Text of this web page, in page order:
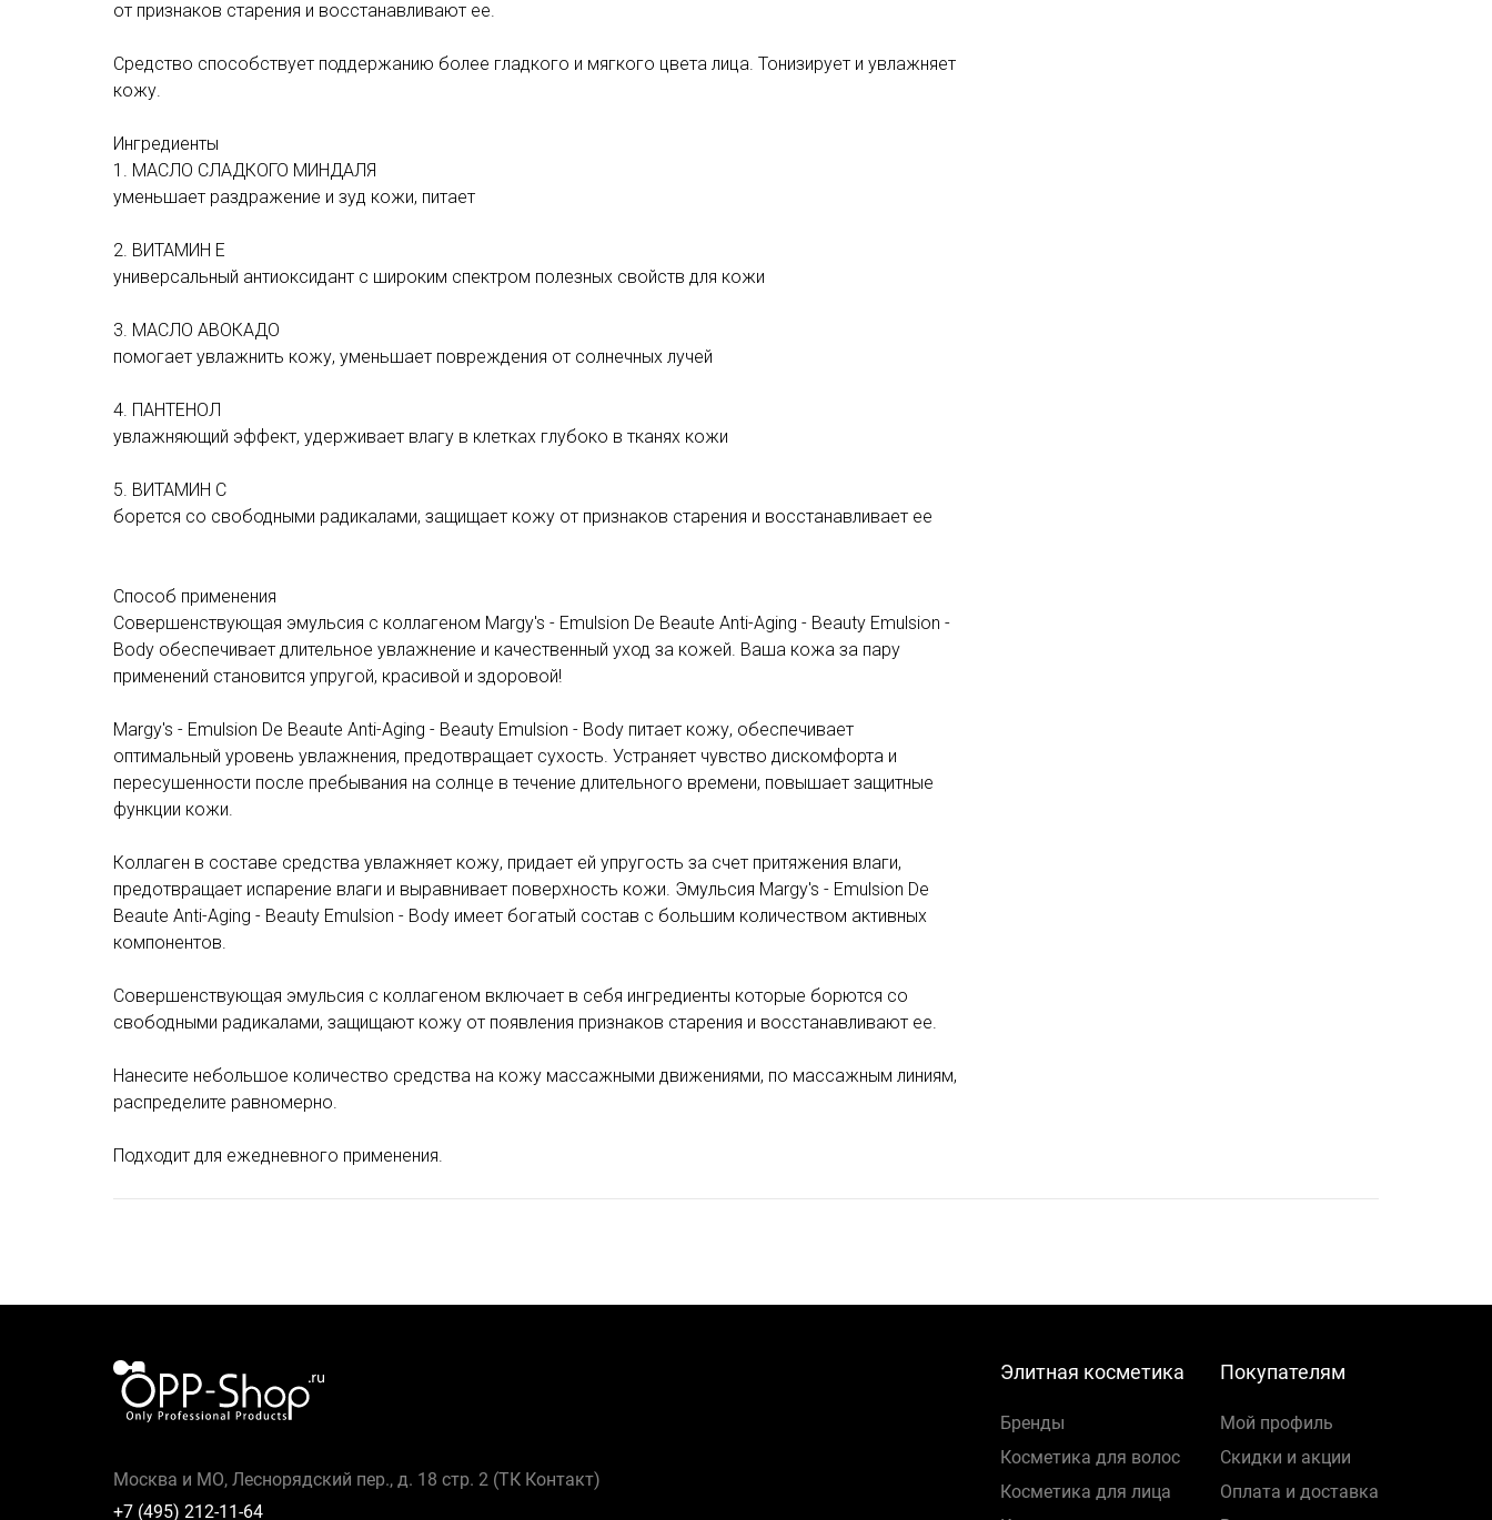
от признаков старения и восстанавливают ее.
Средство способствует поддержанию более гладкого и мягкого цвета лица. Тонизирует и увлажняет
кожу.
Ингредиенты
1. МАСЛО СЛАДКОГО МИНДАЛЯ
уменьшает раздражение и зуд кожи, питает
2. ВИТАМИН Е
универсальный антиоксидант с широким спектром полезных свойств для кожи
3. МАСЛО АВОКАДО
помогает увлажнить кожу, уменьшает повреждения от солнечных лучей
4. ПАНТЕНОЛ
увлажняющий эффект, удерживает влагу в клетках глубоко в тканях кожи
5. ВИТАМИН С
борется со свободными радикалами, защищает кожу от признаков старения и восстанавливает ее
Способ применения
Совершенствующая эмульсия с коллагеном Margy's - Emulsion De Beaute Anti-Aging - Beauty Emulsion -
Body обеспечивает длительное увлажнение и качественный уход за кожей. Ваша кожа за пару
применений становится упругой, красивой и здоровой!
Margy's - Emulsion De Beaute Anti-Aging - Beauty Emulsion - Body питает кожу, обеспечивает
оптимальный уровень увлажнения, предотвращает сухость. Устраняет чувство дискомфорта и
пересушенности после пребывания на солнце в течение длительного времени, повышает защитные
функции кожи.
Коллаген в составе средства увлажняет кожу, придает ей упругость за счет притяжения влаги,
предотвращает испарение влаги и выравнивает поверхность кожи. Эмульсия Margy's - Emulsion De
Beaute Anti-Aging - Beauty Emulsion - Body имеет богатый состав с большим количеством активных
компонентов.
Совершенствующая эмульсия с коллагеном включает в себя ингредиенты которые борются со
свободными радикалами, защищают кожу от появления признаков старения и восстанавливают ее.
Нанесите небольшое количество средства на кожу массажными движениями, по массажным линиям,
распределите равномерно.
Подходит для ежедневного применения.
Москва и МО, Леснорядский пер., д. 18 стр. 2 (ТК Контакт)
+7 (495) 212-11-64
Элитная косметика
Бренды
Косметика для волос
Косметика для лица
Покупателям
Мой профиль
Скидки и акции
Оплата и доставка